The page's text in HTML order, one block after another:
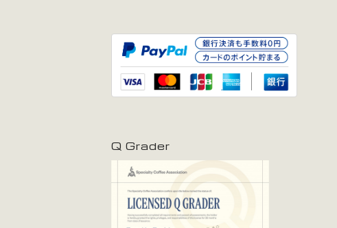
Q Grader